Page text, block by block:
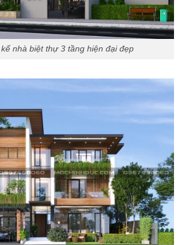
nhà biệt thự 3 tầng hiện đại đẹp